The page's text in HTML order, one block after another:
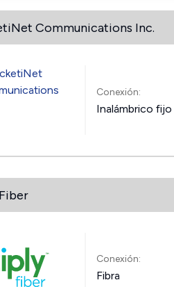
Communications Inc.
Conexión:
Inalámbrico fijo
Conexión:
Fibra